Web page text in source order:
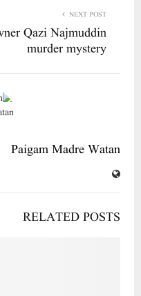
NEXT POST
Qazi Najmuddin
murder mystery
Paigam Madre Watan
RELATED POSTS